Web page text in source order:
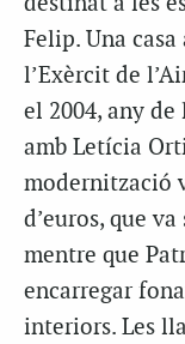
Felip. Una
l’Exèrcit de
el 2004, any de
amb Letícia
modernització
d’euros, que
mentre que
encarregar
interiors. Les